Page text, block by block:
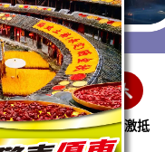
休閒娛樂 會員激抵